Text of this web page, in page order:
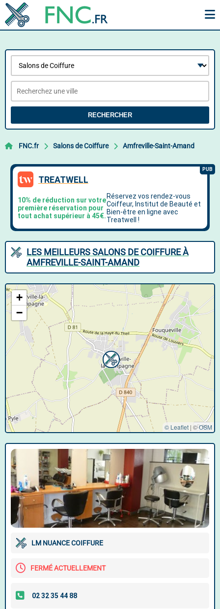
RECHERCHER
FNC.fr Salons de Coiffure Amfreville-Saint-Amand
LES MEILLEURS SALONS DE COIFFURE À
AMFREVILLE-SAINT-AMAND
+
−
© Leaflet | ©OSM
LM NUANCE COIFFURE
FERMÉ ACTUELLEMENT